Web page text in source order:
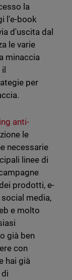
la
l'e-book
d'uscita dal
le varie
minaccia
il
per
anti-
le
necessarie
linee di
prodotti, e-
media,
e molto
già ben
con
hai già